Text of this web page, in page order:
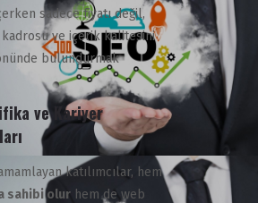
sadece fiyatı değil,
ve içerik kalitesini
bulundurmak
ve Kariyer
katılımcılar, hem
sahibi olurhem de web